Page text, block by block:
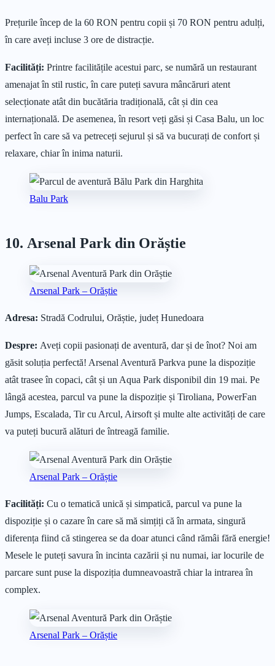
Prețurile încep de la 60 RON pentru copii și 70 RON pentru adulți,
în care aveți incluse 3 ore de distracție.
Facilități: Printre facilitățile acestui parc, se numără un restaurant
amenajat în stil rustic, în care puteți savura mâncăruri atent
selecționate atât din bucătăria tradițională, cât și din cea
internațională. De asemenea, în resort veți găsi și Casa Balu, un loc
perfect în care să va petreceți sejurul și să va bucurați de confort și
relaxare, chiar în inima naturii.
Balu Park
10. Arsenal Park din Orăștie
Arsenal Park – Orăștie
Adresa: Stradă Codrului, Orăștie, județ Hunedoara
Despre: Aveți copii pasionați de aventură, dar și de înot? Noi am
găsit soluția perfectă! Arsenal Aventură Parkva pune la dispoziție
atât trasee în copaci, cât și un Aqua Park disponibil din 19 mai. Pe
lângă acestea, parcul va pune la dispoziție și Tiroliana, PowerFan
Jumps, Escalada, Tir cu Arcul, Airsoft și multe alte activități de care
va puteți bucură alături de întreagă familie.
Arsenal Park – Orăștie
Facilități: Cu o tematică unică și simpatică, parcul va pune la
dispoziție și o cazare în care să mă simțiți că în armata, singură
diferența fiind că stingerea se da doar atunci când rămâi fără energie!
Mesele le puteți savura în incinta cazării și nu numai, iar locurile de
parcare sunt puse la dispoziția dumneavoastră chiar la intrarea în
complex.
Arsenal Park – Orăștie